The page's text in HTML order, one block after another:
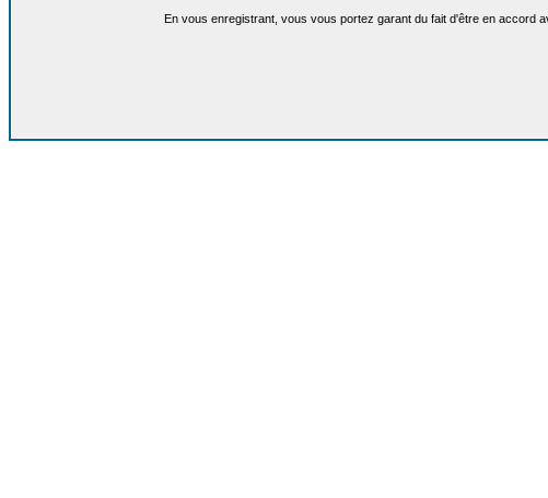
En vous enregistrant, vous vous portez garant du fait d'être en accord